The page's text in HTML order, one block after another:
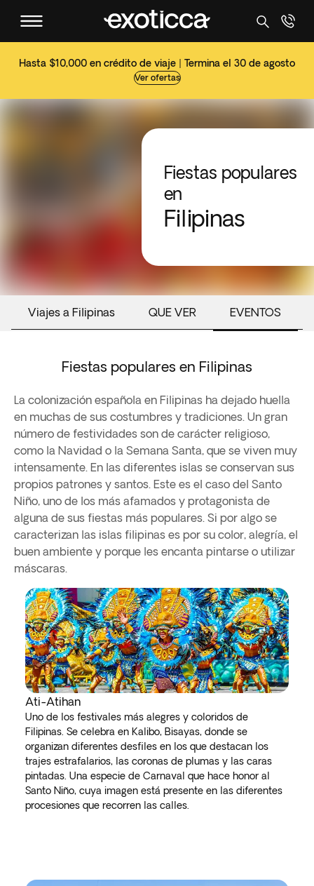
Hasta $10,000 en crédito de viaje | Termina el 30 de agosto
Ver ofertas
Fiestas populares
en
Filipinas
Viajes a Filipinas QUE VER EVENTOS
Fiestas populares en Filipinas
La colonización española en Filipinas ha dejado huella
en muchas de sus costumbres y tradiciones. Un gran
número de festividades son de carácter religioso,
como la Navidad o la Semana Santa, que se viven muy
intensamente. En las diferentes islas se conservan sus
propios patrones y santos. Este es el caso del Santo
Niño, uno de los más afamados y protagonista de
alguna de sus fiestas más populares. Si por algo se
caracterizan las islas filipinas es por su color, alegría, el
buen ambiente y porque les encanta pintarse o utilizar
máscaras.
Ati-Atihan
Uno de los festivales más alegres y coloridos de
Filipinas. Se celebra en Kalibo, Bisayas, donde se
organizan diferentes desfiles en los que destacan los
trajes estrafalarios, las coronas de plumas y las caras
pintadas. Una especie de Carnaval que hace honor al
Santo Niño, cuya imagen está presente en las diferentes
procesiones que recorren las calles.